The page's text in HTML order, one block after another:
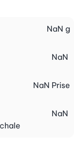
NaN g
NaN
NaN Prise
NaN